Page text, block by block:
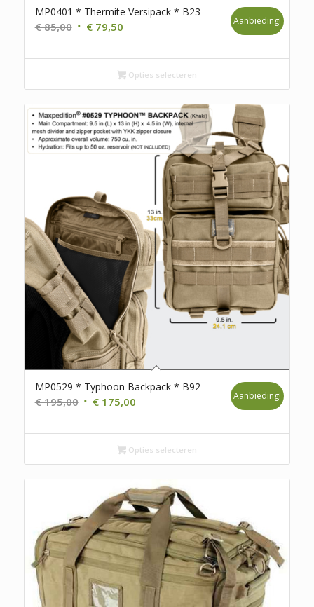
MP0401 * Thermite Versipack * B23
€85,00 Oorspronkelijke
was:
€79,50Huidige
is:
€ 79,50.
Aanbieding!
Opties selecteren
MP0529 * Typhoon Backpack * B92
€195,00 Oorspronkelijke
was:
€ 195,00.
€175,00Huidige
is:
€ 175,00.
Aanbieding!
Opties selecteren